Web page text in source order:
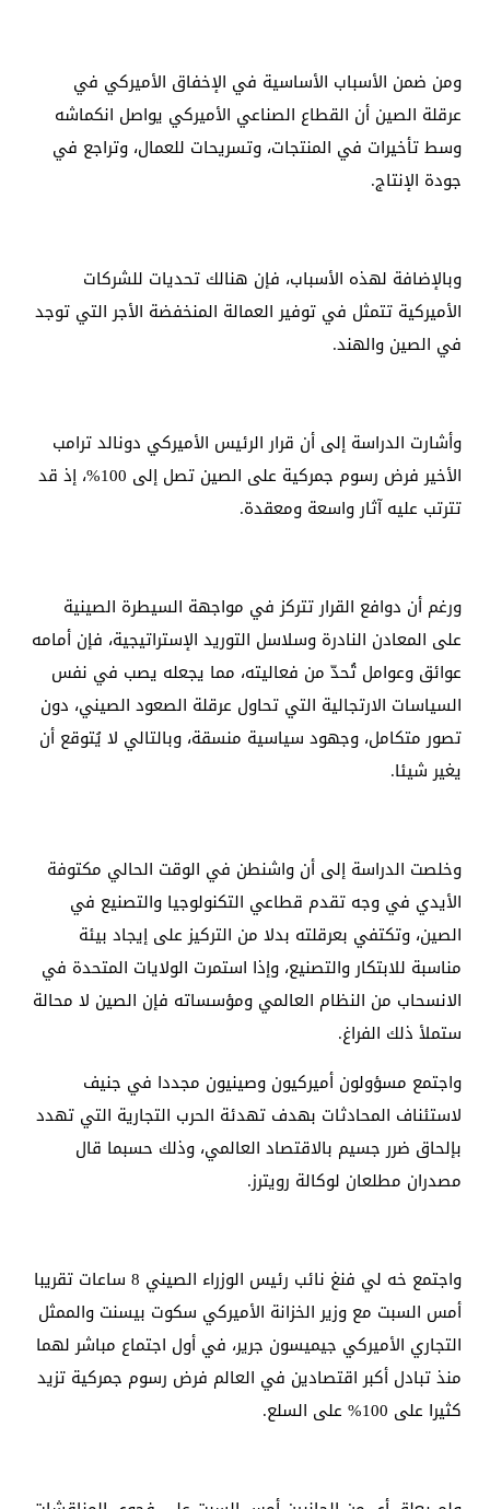
ومن ضمن الأسباب الأساسية في الإخفاق الأميركي في
عرقلة الصين أن القطاع الصناعي الأميركي يواصل انكماشه
وسط تأخيرات في المنتجات، وتسريحات للعمال، وتراجع في
جودة الإنتاج.
وبالإضافة لهذه الأسباب، فإن هنالك تحديات للشركات
الأميركية تتمثل في توفير العمالة المنخفضة الأجر التي توجد
في الصين والهند.
وأشارت الدراسة إلى أن قرار الرئيس الأميركي دونالد ترامب
الأخير فرض رسوم جمركية على الصين تصل إلى 100%، إذ قد
تترتب عليه آثار واسعة ومعقدة.
ورغم أن دوافع القرار تتركز في مواجهة السيطرة الصينية
على المعادن النادرة وسلاسل التوريد الإستراتيجية، فإن أمامه
عوائق وعوامل تُحدّ من فعاليته، مما يجعله يصب في نفس
السياسات الارتجالية التي تحاول عرقلة الصعود الصيني، دون
تصور متكامل، وجهود سياسية منسقة، وبالتالي لا يُتوقع أن
يغير شيئا.
وخلصت الدراسة إلى أن واشنطن في الوقت الحالي مكتوفة
الأيدي في وجه تقدم قطاعي التكنولوجيا والتصنيع في
الصين، وتكتفي بعرقلته بدلا من التركيز على إيجاد بيئة
مناسبة للابتكار والتصنيع، وإذا استمرت الولايات المتحدة في
الانسحاب من النظام العالمي ومؤسساته فإن الصين لا محالة
ستملأ ذلك الفراغ.
واجتمع مسؤولون أميركيون وصينيون مجددا في جنيف
لاستئناف المحادثات بهدف تهدئة الحرب التجارية التي تهدد
بإلحاق ضرر جسيم بالاقتصاد العالمي، وذلك حسبما قال
مصدران مطلعان لوكالة رويترز.
واجتمع خه لي فنغ نائب رئيس الوزراء الصيني 8 ساعات تقريبا
أمس السبت مع وزير الخزانة الأميركي سكوت بيسنت والممثل
التجاري الأميركي جيميسون جرير، في أول اجتماع مباشر لهما
منذ تبادل أكبر اقتصادين في العالم فرض رسوم جمركية تزيد
كثيرا على 100% على السلع.